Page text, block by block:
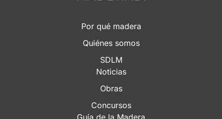
Por qué madera
Quiénes somos
SDLM
Noticias
Obras
Concursos